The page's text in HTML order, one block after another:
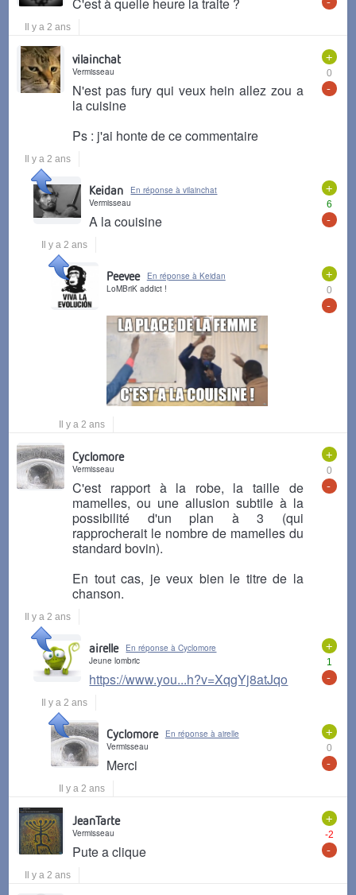
Il y a 2 ans
+
0
-
vilainchat
Vermisseau
N'est pas fury qui veux hein allez zou a
la cuisine
Ps : j'ai honte de ce commentaire
Il y a 2 ans
+
6
-
Keidan
En réponse à vilainchat
Vermisseau
A la couisine
Il y a 2 ans
+
0
-
Peevee
En réponse à Keidan
LoMBriK addict !
Il y a 2 ans
+
0
-
Cyclomore
Vermisseau
C'est rapport à la robe, la taille de
mamelles, ou une allusion subtile à la
possibilité d'un plan à 3 (qui
rapprocherait le nombre de mamelles du
standard bovin).
En tout cas, je veux bien le titre de la
chanson.
Il y a 2 ans
+
1
-
airelle
En réponse à Cyclomore
Jeune lombric
https://www.you...h?v=XqgYj8atJqo
Il y a 2 ans
+
0
-
Cyclomore
En réponse à airelle
Vermisseau
Merci
Il y a 2 ans
+
-2
-
JeanTarte
Vermisseau
Pute a clique
Il y a 2 ans